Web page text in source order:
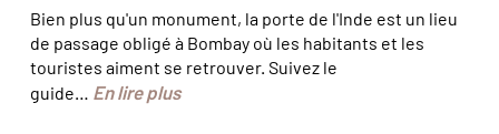
Bien plus qu'un monument, la porte de l'Inde est un lieu
de passage obligé à Bombay où les habitants et les
touristes aiment se retrouver. Suivez le
guide…
En lire plus